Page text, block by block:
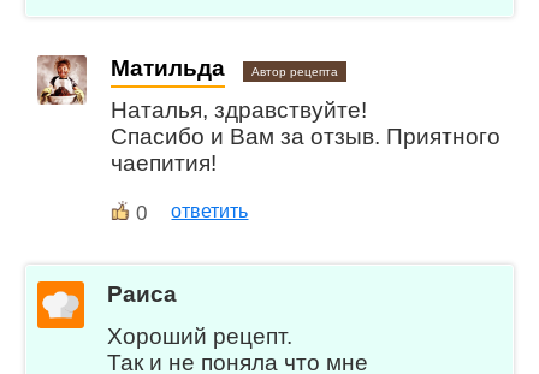
Матильда Автор рецепта
Наталья, здравствуйте!
Спасибо и Вам за отзыв. Приятного
чаепития!
0 ответить
Раиса
Хороший рецепт.
Так и не поняла что мне